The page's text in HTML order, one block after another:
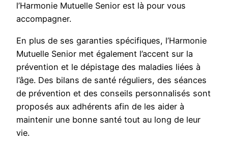
l’Harmonie Mutuelle Senior est là pour vous
accompagner.
En plus de ses garanties spécifiques, l’Harmonie
Mutuelle Senior met également l’accent sur la
prévention et le dépistage des maladies liées à
l’âge. Des bilans de santé réguliers, des séances
de prévention et des conseils personnalisés sont
proposés aux adhérents afin de les aider à
maintenir une bonne santé tout au long de leur
vie.